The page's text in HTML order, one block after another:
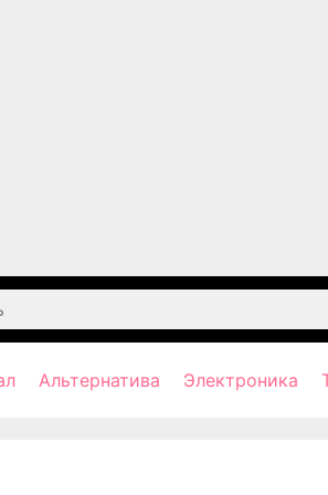
Альтернатива Электроника